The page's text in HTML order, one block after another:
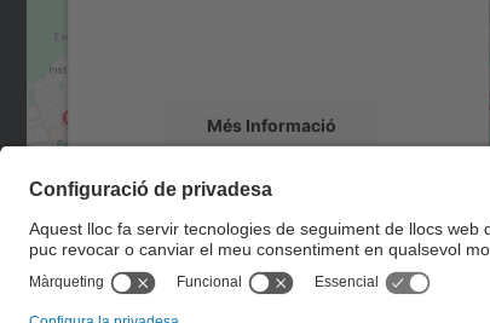
Més Informació
Accepta
powered byUsercentrics Consent
Management Platform